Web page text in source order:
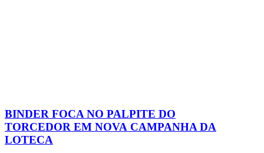
BINDER FOCA NO PALPITE DO
TORCEDOR EM NOVA CAMPANHA DA
LOTECA